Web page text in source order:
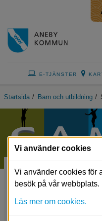
E-TJÄNSTER
Startsida / Barn och utbildning /
SAMSA
Vi använder cookies
Vi använder cookies för
besök på vår webbplats.
Läs mer om cookies.